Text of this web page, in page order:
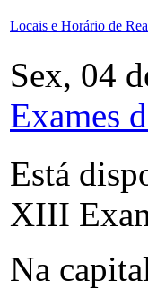
Locais e Horário de
Sex, 04
Exames
Está
XIII
Na